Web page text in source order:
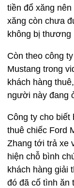
tiền đổ xăng
xăng còn chưa
không bị thương
Còn theo công
Mustang trong
khách hàng
người này đang
Công ty cho biết
thuê chiếc Ford
Zhang tới trả xe
hiện chỗ bình
khách hàng giải
đó đã cố tình ăn